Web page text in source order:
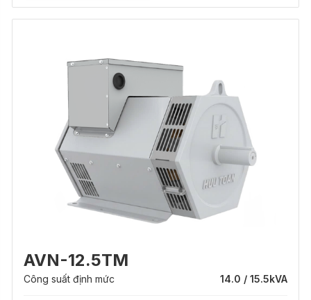
AVN-12.5TM
Công suất định mức 14.0 / 15.5kVA